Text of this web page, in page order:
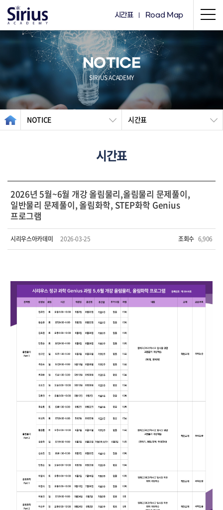
시간표 Road Map
NOTICE
SIRIUS ACADEMY
NOTICE 시간표
시간표
2026년 5월~6월 개강 올림물리,올림물리 문제풀이,
일반물리 문제풀이, 올림화학, STEP화학 Genius
프로그램
시리우스아카데미 2026-03-25 조회수 6,906